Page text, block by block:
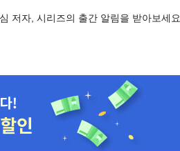
저자, 시리즈의 출간 알림을 받아보세요